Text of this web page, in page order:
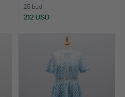
25 bud
212 USD